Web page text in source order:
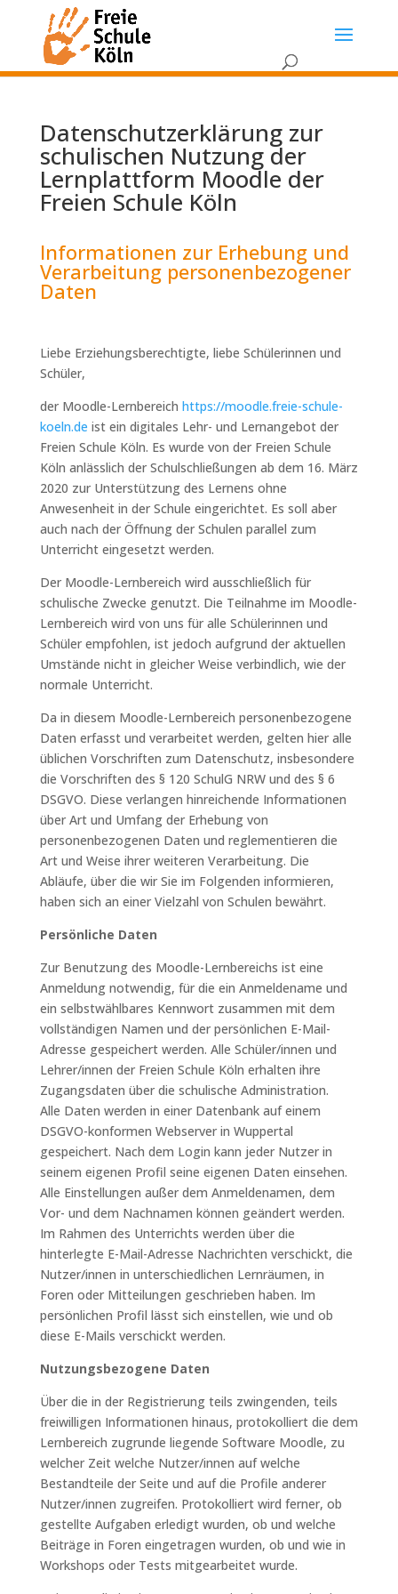
Datenschutzerklärung zur
schulischen Nutzung der
Lernplattform Moodle der
Freien Schule Köln
Informationen zur Erhebung und
Verarbeitung personenbezogener
Daten
Liebe Erziehungsberechtigte, liebe Schülerinnen und
Schüler,
der Moodle-Lernbereich https://moodle.freie-schule-
koeln.de ist ein digitales Lehr- und Lernangebot der
Freien Schule Köln. Es wurde von der Freien Schule
Köln anlässlich der Schulschließungen ab dem 16. März
2020 zur Unterstützung des Lernens ohne
Anwesenheit in der Schule eingerichtet. Es soll aber
auch nach der Öffnung der Schulen parallel zum
Unterricht eingesetzt werden.
Der Moodle-Lernbereich wird ausschließlich für
schulische Zwecke genutzt. Die Teilnahme im Moodle-
Lernbereich wird von uns für alle Schülerinnen und
Schüler empfohlen, ist jedoch aufgrund der aktuellen
Umstände nicht in gleicher Weise verbindlich, wie der
normale Unterricht.
Da in diesem Moodle-Lernbereich personenbezogene
Daten erfasst und verarbeitet werden, gelten hier alle
üblichen Vorschriften zum Datenschutz, insbesondere
die Vorschriften des § 120 SchulG NRW und des § 6
DSGVO. Diese verlangen hinreichende Informationen
über Art und Umfang der Erhebung von
personenbezogenen Daten und reglementieren die
Art und Weise ihrer weiteren Verarbeitung. Die
Abläufe, über die wir Sie im Folgenden informieren,
haben sich an einer Vielzahl von Schulen bewährt.
Persönliche Daten
Zur Benutzung des Moodle-Lernbereichs ist eine
Anmeldung notwendig, für die ein Anmeldename und
ein selbstwählbares Kennwort zusammen mit dem
vollständigen Namen und der persönlichen E-Mail-
Adresse gespeichert werden. Alle Schüler/innen und
Lehrer/innen der Freien Schule Köln erhalten ihre
Zugangsdaten über die schulische Administration.
Alle Daten werden in einer Datenbank auf einem
DSGVO-konformen Webserver in Wuppertal
gespeichert. Nach dem Login kann jeder Nutzer in
seinem eigenen Profil seine eigenen Daten einsehen.
Alle Einstellungen außer dem Anmeldenamen, dem
Vor- und dem Nachnamen können geändert werden.
Im Rahmen des Unterrichts werden über die
hinterlegte E-Mail-Adresse Nachrichten verschickt, die
Nutzer/innen in unterschiedlichen Lernräumen, in
Foren oder Mitteilungen geschrieben haben. Im
persönlichen Profil lässt sich einstellen, wie und ob
diese E-Mails verschickt werden.
Nutzungsbezogene Daten
Über die in der Registrierung teils zwingenden, teils
freiwilligen Informationen hinaus, protokolliert die dem
Lernbereich zugrunde liegende Software Moodle, zu
welcher Zeit welche Nutzer/innen auf welche
Bestandteile der Seite und auf die Profile anderer
Nutzer/innen zugreifen. Protokolliert wird ferner, ob
gestellte Aufgaben erledigt wurden, ob und welche
Beiträge in Foren eingetragen wurden, ob und wie in
Workshops oder Tests mitgearbeitet wurde.